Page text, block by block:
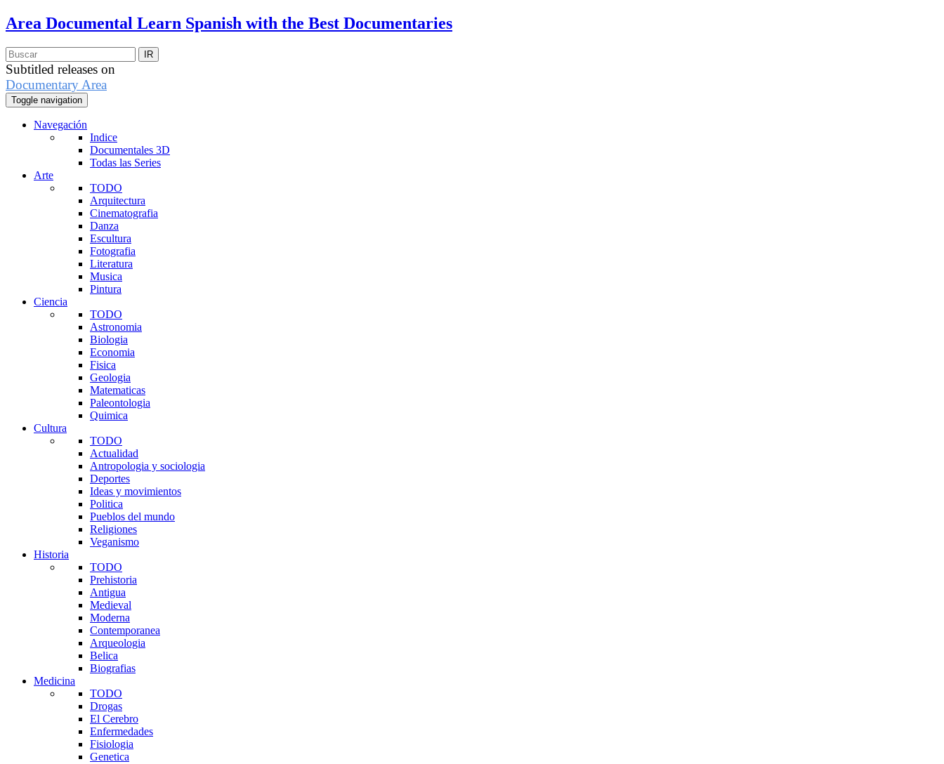
Area Documental Learn Spanish with the Best Documentaries
Subtitled releases on
Documentary Area
Toggle navigation
Navegación
Indice
Documentales 3D
Todas las Series
Arte
TODO
Arquitectura
Cinematografia
Danza
Escultura
Fotografia
Literatura
Musica
Pintura
Ciencia
TODO
Astronomia
Biologia
Economia
Fisica
Geologia
Matematicas
Paleontologia
Quimica
Cultura
TODO
Actualidad
Antropologia y sociologia
Deportes
Ideas y movimientos
Politica
Pueblos del mundo
Religiones
Veganismo
Historia
TODO
Prehistoria
Antigua
Medieval
Moderna
Contemporanea
Arqueologia
Belica
Biografias
Medicina
TODO
Drogas
El Cerebro
Enfermedades
Fisiologia
Genetica